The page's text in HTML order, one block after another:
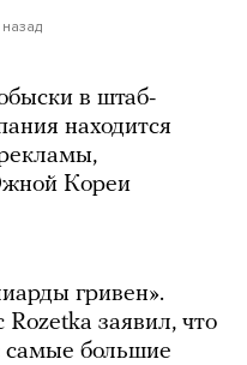
в штаб-
находится
Кореи
гривен».
заявил, что
самые большие